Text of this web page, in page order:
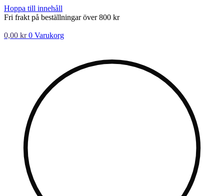
Hoppa till innehåll
Fri frakt på beställningar över 800 kr
0,00 kr 0 Varukorg